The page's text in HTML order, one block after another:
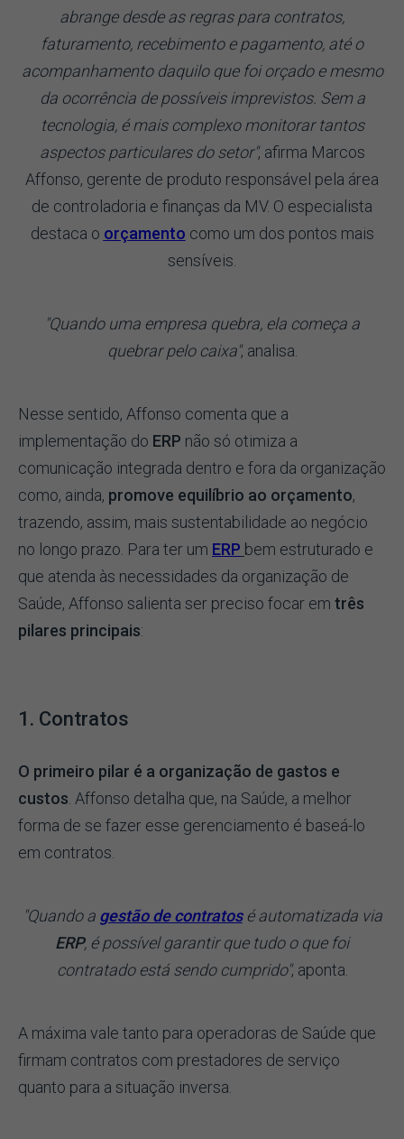
abrange desde as regras para contratos,
faturamento, recebimento e pagamento, até o
acompanhamento daquilo que foi orçado e mesmo
da ocorrência de possíveis imprevistos. Sem a
tecnologia, é mais complexo monitorar tantos
aspectos particulares do setor", afirma Marcos
Affonso, gerente de produto responsável pela área
de controladoria e finanças da MV. O especialista
destaca o orçamento como um dos pontos mais
sensíveis.
"Quando uma empresa quebra, ela começa a
quebrar pelo caixa", analisa.
Nesse sentido, Affonso comenta que a
implementação do ERP não só otimiza a
comunicação integrada dentro e fora da organização
como, ainda, promove equilíbrio ao orçamento,
trazendo, assim, mais sustentabilidade ao negócio
no longo prazo. Para ter um ERP bem estruturado e
que atenda às necessidades da organização de
Saúde, Affonso salienta ser preciso focar em três
pilares principais:
1. Contratos
O primeiro pilar é a organização de gastos e
custos . Affonso detalha que, na Saúde, a melhor
forma de se fazer esse gerenciamento é baseá-lo
em contratos.
"Quando a gestão de contratosé automatizada via
ERP, é possível garantir que tudo o que foi
contratado está sendo cumprido", aponta.
A máxima vale tanto para operadoras de Saúde que
firmam contratos com prestadores de serviço
quanto para a situação inversa.